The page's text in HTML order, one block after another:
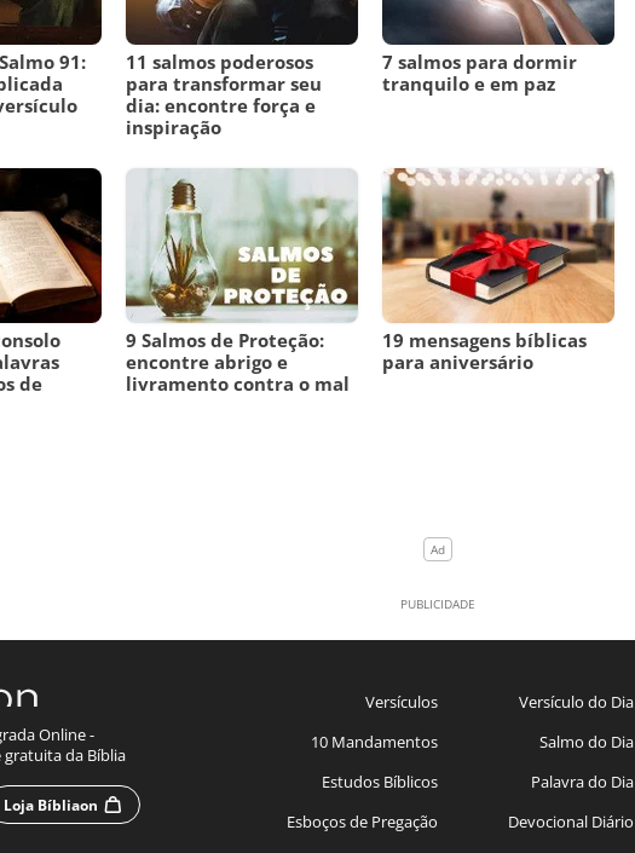
91:
11 salmos poderosos
para transformar seu
dia: encontre força e
inspiração
7 salmos para dormir
tranquilo e em paz
de
9 Salmos de Proteção:
encontre abrigo e
livramento contra o mal
19 mensagens bíblicas
para aniversário
Online -
da Bíblia
Loja Bíbliaon
Versículos
10 Mandamentos
Estudos Bíblicos
Esboços de Pregação
Versículo do Dia
Salmo do Dia
Palavra do Dia
Devocional Diário